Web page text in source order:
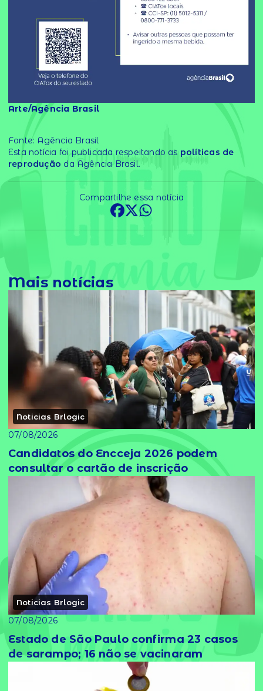
Arte/Agência Brasil
Fonte: Agência Brasil
Esta notícia foi publicada respeitando as políticas de
reprodução da Agência Brasil.
Compartilhe essa notícia
Mais notícias
Noticias Brlogic
07/08/2026
Candidatos do Encceja 2026 podem
consultar o cartão de inscrição
Noticias Brlogic
07/08/2026
Estado de São Paulo confirma 23 casos
de sarampo; 16 não se vacinaram